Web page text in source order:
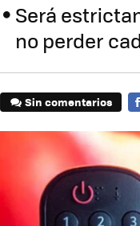
Será
no perder
Sin comentarios